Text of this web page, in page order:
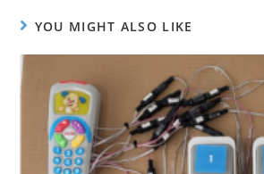
YOU MIGHT ALSO LIKE